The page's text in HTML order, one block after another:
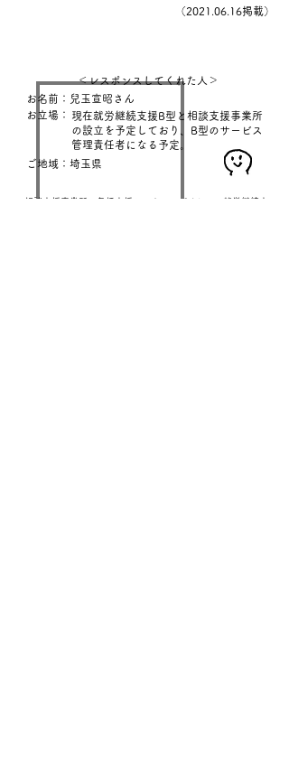
​（2021.06.16掲載）
＜レスポンスしてくれた人＞
お名前：兒玉宣昭さん
現在就労継続支援B型と相談支援事業所
の設立を予定しており、B型のサービス
管理責任者になる予定。
お立場：
ご地域：埼玉県
相談支援事業所、包括支援センター、デイケア、就労継続支